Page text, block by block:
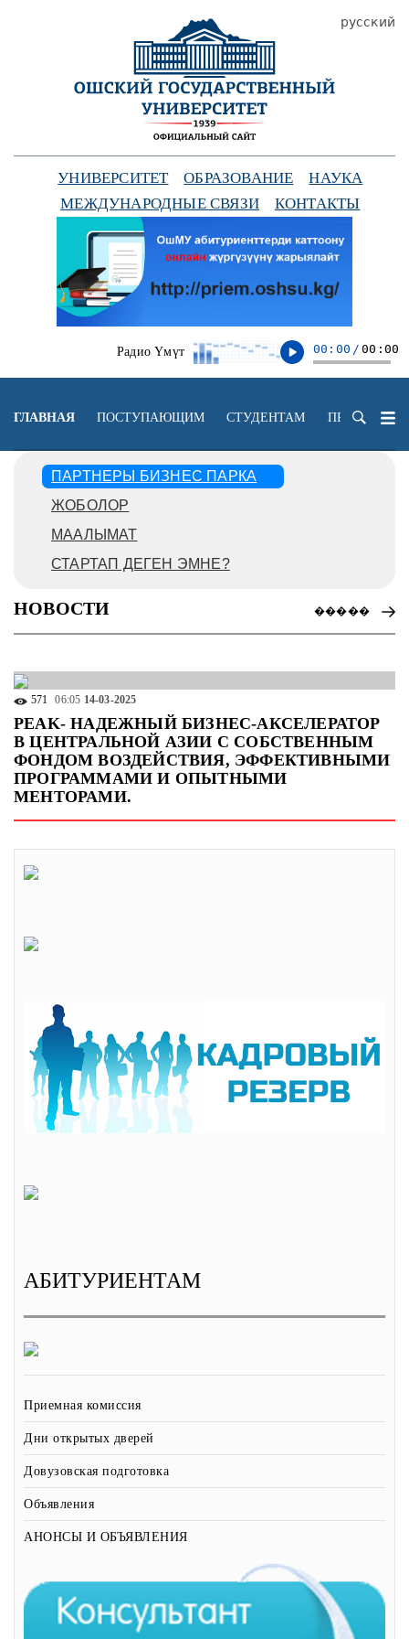
УНИВЕРСИТЕТ ОБРАЗОВАНИЕ
НАУКА
МЕЖДУНАРОДНЫЕ СВЯЗИ
КОНТАКТЫ
Радио Үмүт 00:00 / 00:00
русский
ГЛАВНАЯ ПОСТУПАЮЩИМ СТУДЕНТАМ
ПАРТНЕРЫ БИЗНЕС ПАРКА
ЖОБОЛОР
МААЛЫМАТ
СТАРТАП ДЕГЕН ЭМНЕ?
НОВОСТИ �����
571 06:05 14-03-2025
PEAK- НАДЕЖНЫЙ БИЗНЕС-АКСЕЛЕРАТОР
В ЦЕНТРАЛЬНОЙ АЗИИ С СОБСТВЕННЫМ
ФОНДОМ ВОЗДЕЙСТВИЯ, ЭФФЕКТИВНЫМИ
ПРОГРАММАМИ И ОПЫТНЫМИ
МЕНТОРАМИ.
АБИТУРИЕНТАМ
Приемная комиссия
Дни открытых дверей
Довузовская подготовка
Объявления
АНОНСЫ И ОБЪЯВЛЕНИЯ